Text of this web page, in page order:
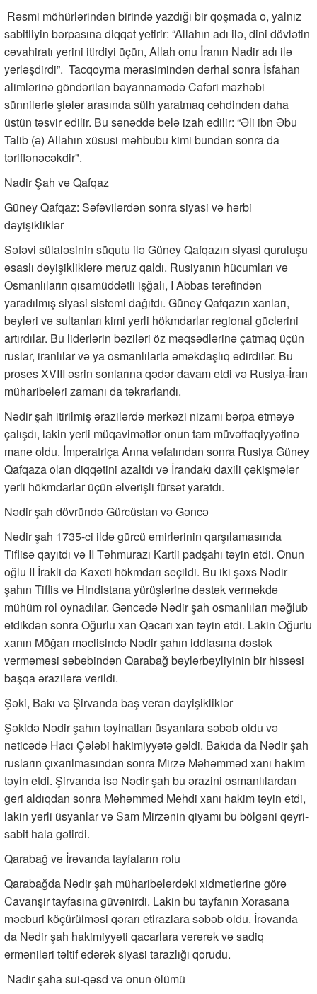
Rəsmi möhürlərindən birində yazdığı bir qoşmada o, yalnız
sabitliyin bərpasına diqqət yetirir: “Allahın adı ilə, dini dövlətin
cəvahiratı yerini itirdiyi üçün, Allah onu İranın Nadir adı ilə
yerləşdirdi”. Tacqoyma mərasimindən dərhal sonra İsfahan
alimlərinə göndərilən bəyannamədə Cəfəri məzhəbi
sünnilərlə şiələr arasında sülh yaratmaq cəhdindən daha
üstün təsvir edilir. Bu sənəddə belə izah edilir: “Əli ibn Əbu
Talib (ə) Allahın xüsusi məhbubu kimi bundan sonra da
təriflənəcəkdir".
Nadir Şah və Qafqaz
Güney Qafqaz: Səfəvilərdən sonra siyasi və hərbi
dəyişikliklər
Səfəvi sülaləsinin süqutu ilə Güney Qafqazın siyasi quruluşu
əsaslı dəyişikliklərə məruz qaldı. Rusiyanın hücumları və
Osmanlıların qısamüddətli işğalı, I Abbas tərəfindən
yaradılmış siyasi sistemi dağıtdı. Güney Qafqazın xanları,
bəyləri və sultanları kimi yerli hökmdarlar regional güclərini
artırdılar. Bu liderlərin bəziləri öz məqsədlərinə çatmaq üçün
ruslar, iranlılar və ya osmanlılarla əməkdaşlıq edirdilər. Bu
proses XVIII əsrin sonlarına qədər davam etdi və Rusiya-İran
müharibələri zamanı da təkrarlandı.
Nədir şah itirilmiş ərazilərdə mərkəzi nizamı bərpa etməyə
çalışdı, lakin yerli müqavimətlər onun tam müvəffəqiyyətinə
mane oldu. İmperatriça Anna vəfatından sonra Rusiya Güney
Qafqaza olan diqqətini azaltdı və İrandakı daxili çəkişmələr
yerli hökmdarlar üçün əlverişli fürsət yaratdı.
Nədir şah dövründə Gürcüstan və Gəncə
Nədir şah 1735-ci ildə gürcü əmirlərinin qarşılamasında
Tiflisə qayıtdı və II Təhmurazı Kartli padşahı təyin etdi. Onun
oğlu II İrakli də Kaxeti hökmdarı seçildi. Bu iki şəxs Nədir
şahın Tiflis və Hindistana yürüşlərinə dəstək verməkdə
mühüm rol oynadılar. Gəncədə Nədir şah osmanlıları məğlub
etdikdən sonra Oğurlu xan Qacarı xan təyin etdi. Lakin Oğurlu
xanın Möğan məclisində Nədir şahın iddiasına dəstək
verməməsi səbəbindən Qarabağ bəylərbəyliyinin bir hissəsi
başqa ərazilərə verildi.
Şəki, Bakı və Şirvanda baş verən dəyişikliklər
Şəkidə Nədir şahın təyinatları üsyanlara səbəb oldu və
nəticədə Hacı Çələbi hakimiyyətə gəldi. Bakıda da Nədir şah
rusların çıxarılmasından sonra Mirzə Məhəmməd xanı hakim
təyin etdi. Şirvanda isə Nədir şah bu ərazini osmanlılardan
geri aldıqdan sonra Məhəmməd Mehdi xanı hakim təyin etdi,
lakin yerli üsyanlar və Sam Mirzənin qiyamı bu bölgəni qeyri-
sabit hala gətirdi.
Qarabağ və İrəvanda tayfaların rolu
Qarabağda Nədir şah müharibələrdəki xidmətlərinə görə
Cavanşir tayfasına güvənirdi. Lakin bu tayfanın Xorasana
məcburi köçürülməsi qərarı etirazlara səbəb oldu. İrəvanda
da Nədir şah hakimiyyəti qacarlara verərək və sadiq
erməniləri təltif edərək siyasi tarazlığı qorudu.
Nadir şaha sui-qəsd və onun ölümü